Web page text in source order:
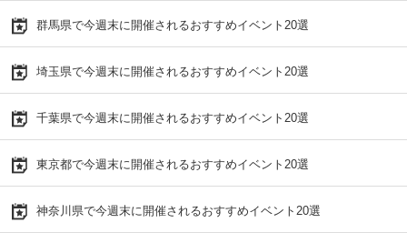
群馬県で今週末に開催されるおすすめイベント20選
埼玉県で今週末に開催されるおすすめイベント20選
千葉県で今週末に開催されるおすすめイベント20選
東京都で今週末に開催されるおすすめイベント20選
神奈川県で今週末に開催されるおすすめイベント20選